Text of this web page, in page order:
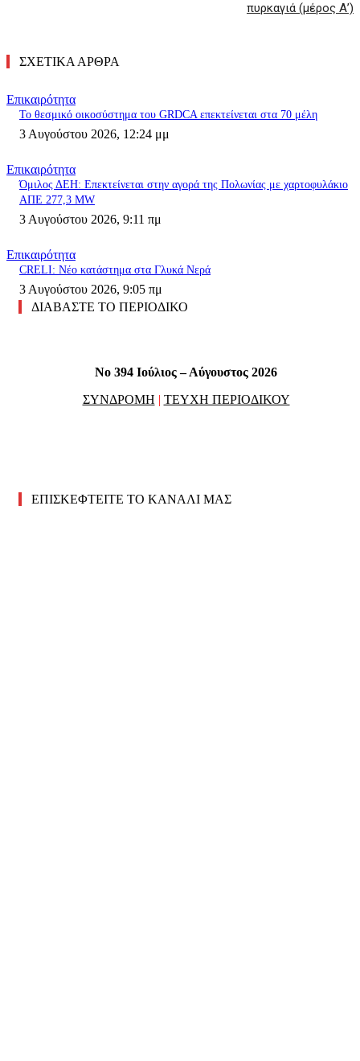
πυρκαγιά (μέρος Α’)
ΣΧΕΤΙΚΑ ΑΡΘΡΑ
Επικαιρότητα
Το θεσμικό οικοσύστημα του GRDCA επεκτείνεται στα 70 μέλη
3 Αυγούστου 2026, 12:24 μμ
Επικαιρότητα
Όμιλος ΔΕΗ: Επεκτείνεται στην αγορά της Πολωνίας με χαρτοφυλάκιο
ΑΠΕ 277,3 MW
3 Αυγούστου 2026, 9:11 πμ
Επικαιρότητα
CRELI: Νέο κατάστημα στα Γλυκά Νερά
3 Αυγούστου 2026, 9:05 πμ
ΔΙΑΒΑΣΤΕ ΤΟ ΠΕΡΙΟΔΙΚΟ
No 394 Ιούλιος – Αύγουστος 2026
ΣΥΝΔΡΟΜΗ | ΤΕΥΧΗ ΠΕΡΙΟΔΙΚΟΥ
ΕΠΙΣΚΕΦΤΕΙΤΕ ΤΟ ΚΑΝΑΛΙ ΜΑΣ